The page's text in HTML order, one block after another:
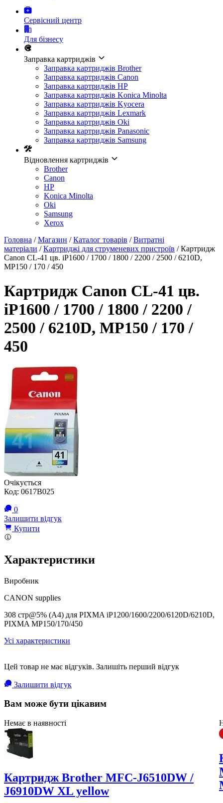
Сервісний центр
Для бізнесу
Заправка картриджів
Заправка картриджів Brother
Заправка картриджів Canon
Заправка картриджів HP
Заправка картриджів Konica Minolta
Заправка картриджів Kyocera
Заправка картриджів Lexmark
Заправка картриджів Oki
Заправка картриджів Panasonic
Заправка картриджів Samsung
Відновлення картриджів
Brother
Canon
HP
Konica Minolta
Oki
Samsung
Xerox
Головна /Магазин /Каталог товарів /Витратні
матеріали /Картриджі для струменевих пристроїв / Картридж
Canon CL-41 цв. iP1600 / 1700 / 1800 / 2200 / 2500 / 6210D,
MP150 / 170 / 450
Картридж Canon CL-41 цв.
iP1600 / 1700 / 1800 / 2200 /
2500 / 6210D, MP150 / 170 /
450
Очікується
Код: 0617B025
0
Залишити відгук
Купити
Характеристики
Виробник
CANON supplies
308 стр@5% (А4) для PIXMA iP1200/1600/2200/6120D/6210D,
PIXMA MP150/170/450
Усі характеристики
Цей товар не має відгуків. Залишіть перший відгук
Залишити відгук
Вам може бути цікавим
Немає в наявності
Картридж Brother MFC-J6510DW /
J6910DW XL yellow